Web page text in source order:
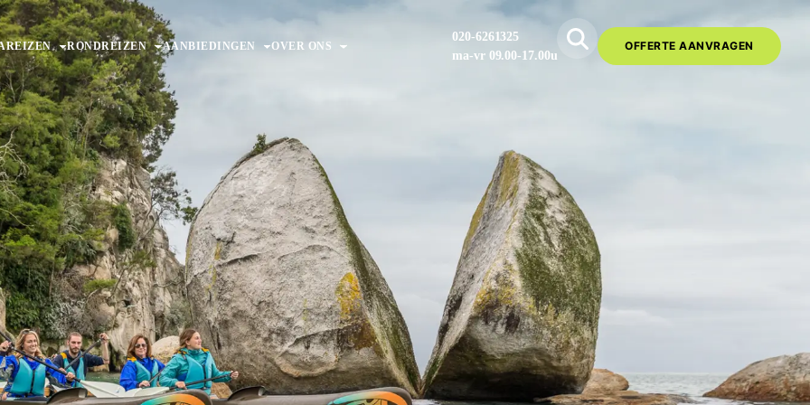
RONDREIZEN AANBIEDINGEN OVER ONS
020-6261325
ma-vr 09.00-17.00u
OFFERTE AANVRAGEN